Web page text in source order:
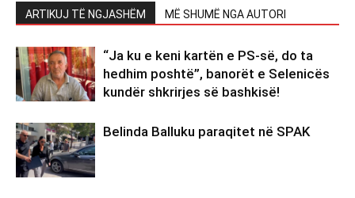
ARTIKUJ TË NGJASHËM MË SHUMË NGA AUTORI
“Ja ku e keni kartën e PS-së, do ta
hedhim poshtë”, banorët e Selenicës
kundër shkrirjes së bashkisë!
Belinda Balluku paraqitet në SPAK